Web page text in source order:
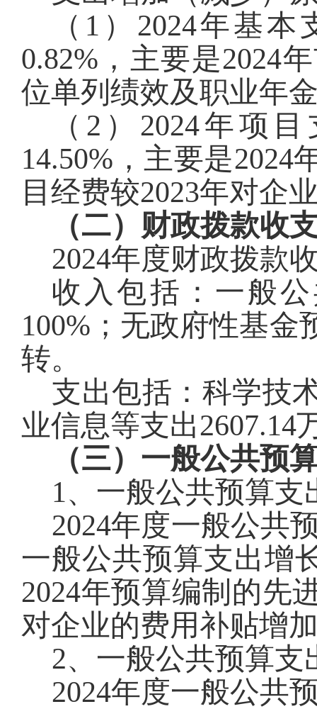
（1）2024年基
0.82%，主要是2024
位单列绩效及职业年
（2）2024年项
14.50%，主要是2024
目 经费较2023年对企
（二）财政拨款收
2024年度财政拨款
收入包括：一般
100%；无政府性基
转。
支出包括：科学技
业信息等支出2607.14
（三）一般公共预
1、一般公共预算支
2024年度一般公共
一般公共预算支出增
2024年预算编制的先
对企业的费用补贴增
2、一般公共预算支
2024年度一般公共